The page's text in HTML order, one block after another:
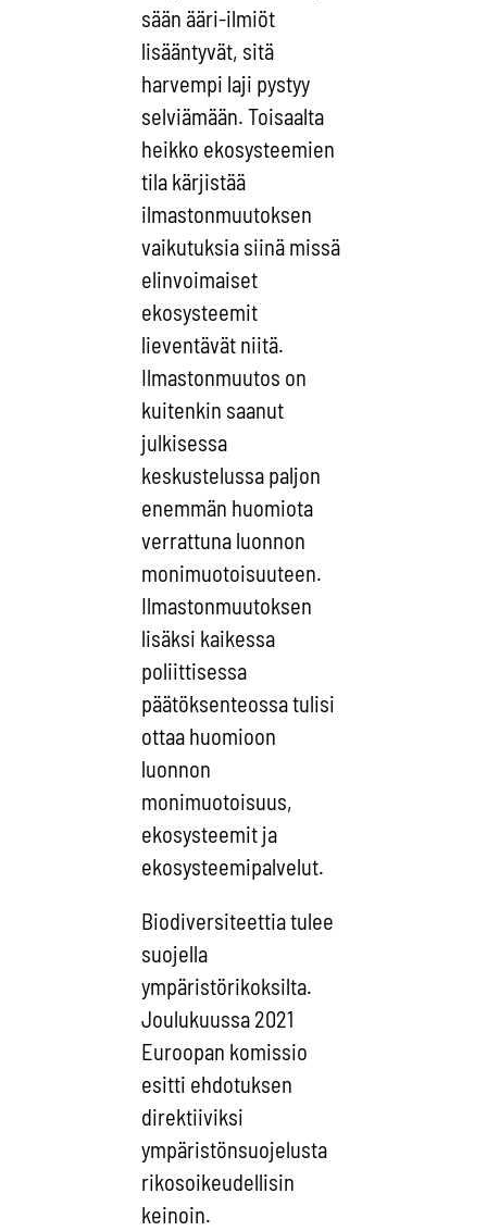
sään ääri-ilmiöt
lisääntyvät, sitä
harvempi laji pystyy
selviämään. Toisaalta
heikko ekosysteemien
tila kärjistää
ilmastonmuutoksen
vaikutuksia siinä missä
elinvoimaiset
ekosysteemit
lieventävät niitä.
Ilmastonmuutos on
kuitenkin saanut
julkisessa
keskustelussa paljon
enemmän huomiota
verrattuna luonnon
monimuotoisuuteen.
Ilmastonmuutoksen
lisäksi kaikessa
poliittisessa
päätöksenteossa tulisi
ottaa huomioon
luonnon
monimuotoisuus,
ekosysteemit ja
ekosysteemipalvelut.
Biodiversiteettia tulee
suojella
ympäristörikoksilta.
Joulukuussa 2021
Euroopan komissio
esitti ehdotuksen
direktiiviksi
ympäristönsuojelusta
rikosoikeudellisin
keinoin.